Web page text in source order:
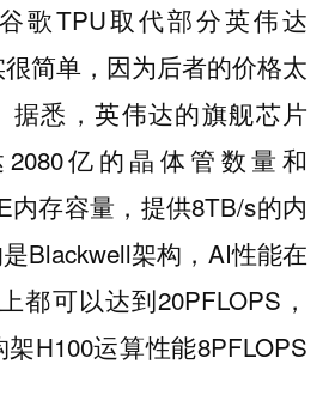
歌TPU取代部分英伟达
简单，因为后者的价格太
据悉，英伟达的旗舰芯片
亿的晶体管数量和
内存容量，提供8TB/s的内
Blackwell架构，AI性能在
都可以达到20PFLOPS，
H100运算性能8PFLOPS